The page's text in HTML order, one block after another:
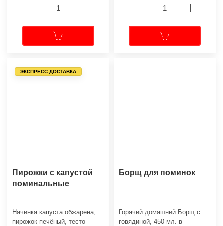
ЭКСПРЕСС ДОСТАВКА
Пирожки с капустой
поминальные
Начинка капуста обжарена,
пирожок печёный, тесто
Борщ для поминок
Горячий домашний Борщ с
говядиной, 450 мл. в